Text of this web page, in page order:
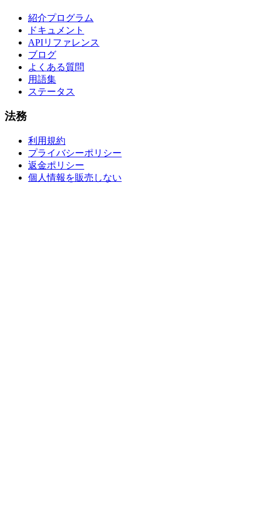
紹介プログラム
ドキュメント
APIリファレンス
ブログ
よくある質問
用語集
ステータス
法務
利用規約
プライバシーポリシー
返金ポリシー
個人情報を販売しない